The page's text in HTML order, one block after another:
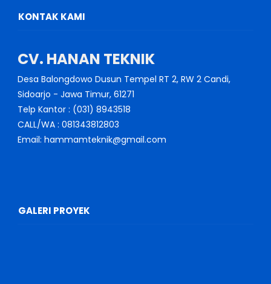
KONTAK KAMI
CV. HANAN TEKNIK
Desa Balongdowo Dusun Tempel RT 2, RW 2 Candi,
Sidoarjo - Jawa Timur, 61271
Telp Kantor : (031) 8943518
CALL/WA : 081343812803
Email: hammamteknik@gmail.com
GALERI PROYEK